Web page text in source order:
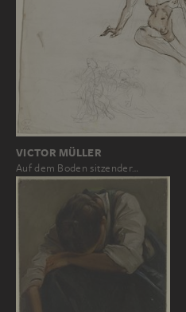
VICTOR MÜLLER
Auf dem Boden sitzender…